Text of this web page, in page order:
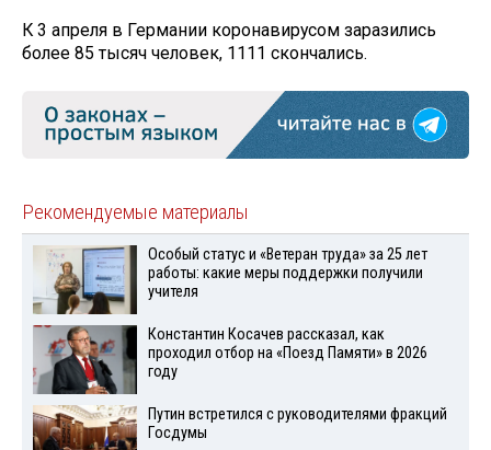
К 3 апреля в Германии коронавирусом заразились
более 85 тысяч человек, 1111 скончались.
Рекомендуемые материалы
Особый статус и «Ветеран труда» за 25 лет
работы: какие меры поддержки получили
учителя
Константин Косачев рассказал, как
проходил отбор на «Поезд Памяти» в 2026
году
Путин встретился с руководителями фракций
Госдумы